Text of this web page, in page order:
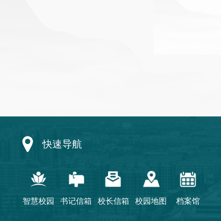
快速导航
智慧校园 书记信箱 校长信箱 校园地图 档案馆